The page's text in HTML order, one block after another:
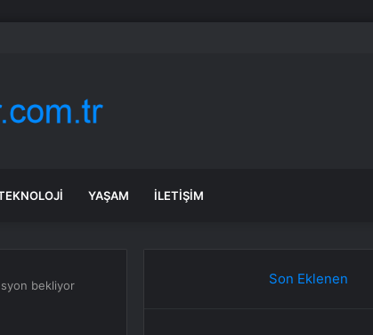
hangi ilçelerde trafik var, hangi yollar kapalı?
YAŞAM İLETIŞIM
bekliyor Son Eklenen